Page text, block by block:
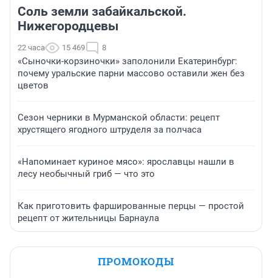
Соль земли забайкальской.
Нижегородцевы
22 часа 15 469 8
«Сыночки-корзиночки» заполонили Екатеринбург:
почему уральские парни массово оставили жен без
цветов
Сезон черники в Мурманской области: рецепт
хрустящего ягодного штруделя за полчаса
«Напоминает куриное мясо»: ярославцы нашли в
лесу необычный гриб — что это
Как приготовить фаршированные перцы — простой
рецепт от жительницы Барнаула
ПРОМОКОДЫ